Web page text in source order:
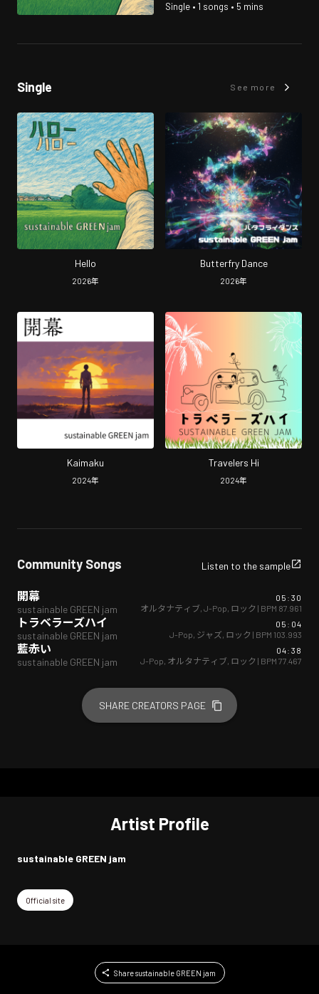
Single • 1 songs • 5 mins
Single See more
Hello
2026年
Butterfry Dance
2026年
Kaimaku
2024年
Travelers Hi
2024年
Community Songs Listen to the sample
開幕
sustainable GREEN jam
05:30
オルタナティブ J-Pop ロック | BPM 87.961
トラベラーズハイ
sustainable GREEN jam
05:04
J-Pop ジャズ ロック | BPM 103.993
藍赤い
sustainable GREEN jam
04:38
J-Pop オルタナティブ ロック | BPM 77.467
SHARE CREATORS PAGE
Artist Profile
sustainable GREEN jam
Official site
Share sustainable GREEN jam